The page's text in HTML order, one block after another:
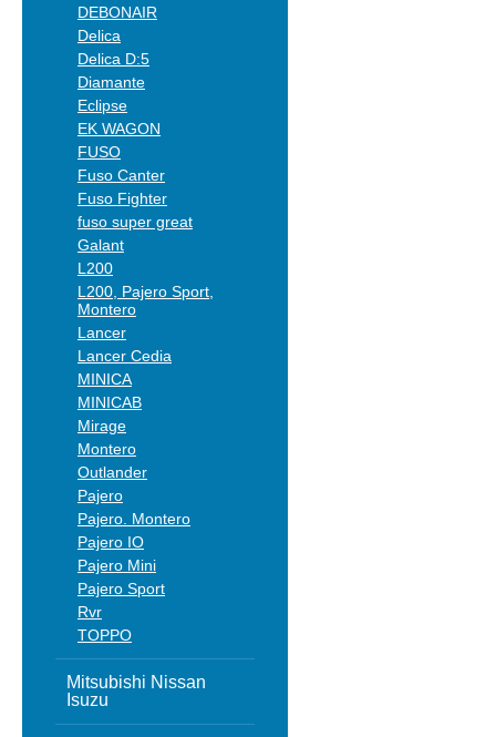
DEBONAIR
Delica
Delica D:5
Diamante
Eclipse
EK WAGON
FUSO
Fuso Canter
Fuso Fighter
fuso super great
Galant
L200
L200, Pajero Sport,
Montero
Lancer
Lancer Cedia
MINICA
MINICAB
Mirage
Montero
Outlander
Pajero
Pajero. Montero
Pajero IO
Pajero Mini
Pajero Sport
Rvr
TOPPO
Mitsubishi Nissan
Isuzu